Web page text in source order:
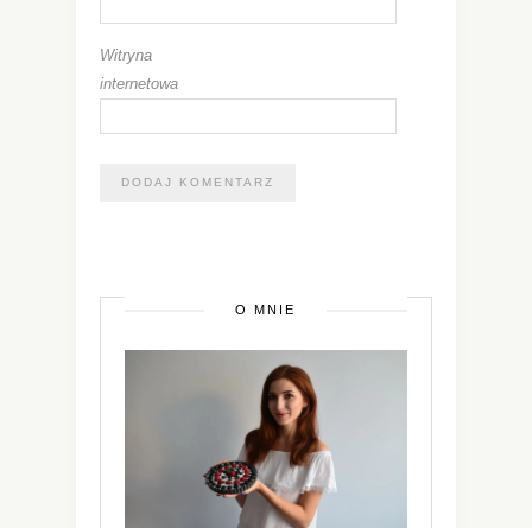
Witryna
internetowa
O MNIE